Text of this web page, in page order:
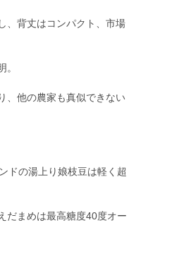
、背丈はコンパクト、市場
、他の農家も真似できない
ドの湯上り娘枝豆は軽く超
だまめは最高糖度40度オー